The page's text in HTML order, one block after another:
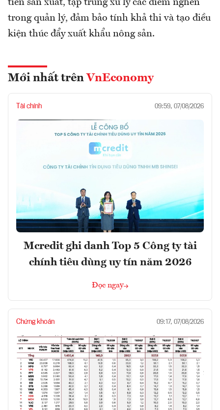
tiễn sản xuất, tập trung xử lý các điểm nghẽn
trong quản lý, đảm bảo tính khả thi và tạo điều
kiện thúc đẩy xuất khẩu nông sản.
Mới nhất trên VnEconomy
Tài chính 09:59, 07/08/2026
Mcredit ghi danh Top 5 Công ty tài
chính tiêu dùng uy tín năm 2026
Đọc ngay
Chứng khoán 09:17, 07/08/2026